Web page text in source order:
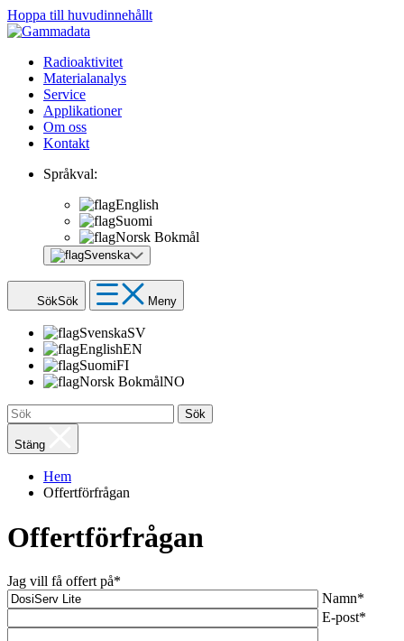
Hoppa till huvudinnehållt
Radioaktivitet
Materialanalys
Service
Applikationer
Om oss
Kontakt
Språkval:
English
Suomi
Norsk Bokmål
Svenska
SökSök Meny
SvenskaSV
EnglishEN
SuomiFI
Norsk BokmålNO
Sök
Stäng
Hem
Offertförfrågan
Offertförfrågan
Jag vill få offert på*
Namn*
E-post*